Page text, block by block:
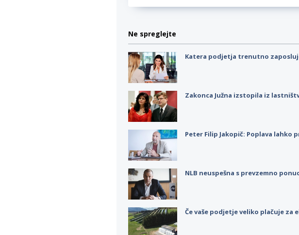
Ne spreglejte
Katera podjetja trenutno
Zakonca Južna izstopila iz
Peter Filip Jakopič: Poplava
NLB neuspešna s prevzemno
Če vaše podjetje veliko plačuje